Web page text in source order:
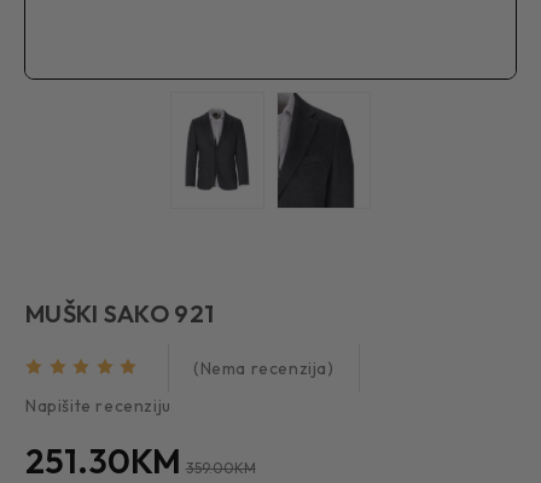
MUŠKI SAKO 921
(Nema recenzija)
Napišite recenziju
251.30KM 359.00KM